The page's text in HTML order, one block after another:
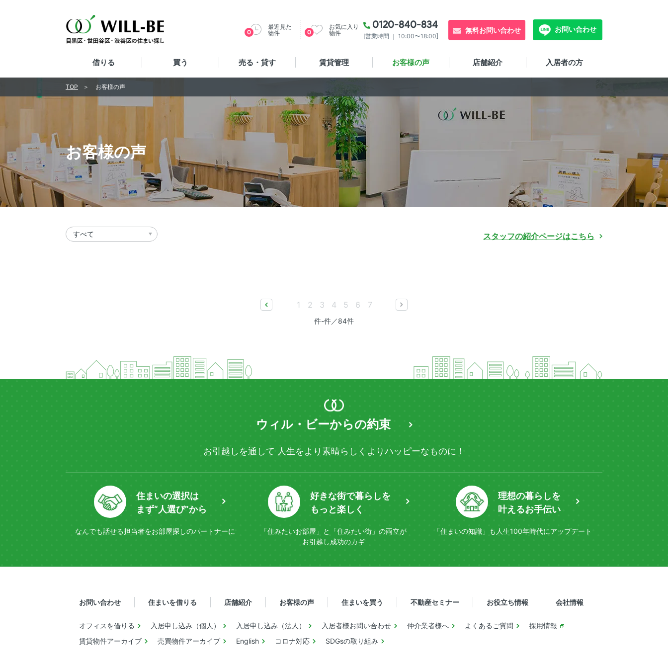
0120-840-834
[営業時間 ｜ 10:00〜18:00]
無料お問い合わせ お問い合わせ
最近見た
物件
0
お気に入り
物件
0
借りる 買う 売る・貸す 賃貸管理 お客様の声 店舗紹介 入居者の方
お客様の声
スタッフの紹介ページはこちら
prev1 2 3 4 5 6 7
件-件／84件
ウィル・ビーからの約束
お引越しを通して 人生をより素晴らしく よりハッピーなものに！
住まいの選択は
まず“人選び”から
なんでも話せる担当者をお部屋探しのパートナーに
好きな街で暮らしを
もっと楽しく
「住みたいお部屋」と「住みたい街」の両立が
お引越し成功のカギ
理想の暮らしを
叶えるお手伝い
「住まいの知識」も 人生100年時代にアップデート
TOP お客様の声
お問い合わせ 住まいを借りる 店舗紹介 お客様の声 住まいを買う 不動産セミナー お役立ち情報 会社情報
オフィスを借りる 入居申し込み（個人） 入居申し込み（法人） 入居者様お問い合わせ 仲介業者様へ よくあるご質問
採用情報
賃貸物件アーカイブ
売買物件アーカイブ English コロナ対応 SDGsの取り組み